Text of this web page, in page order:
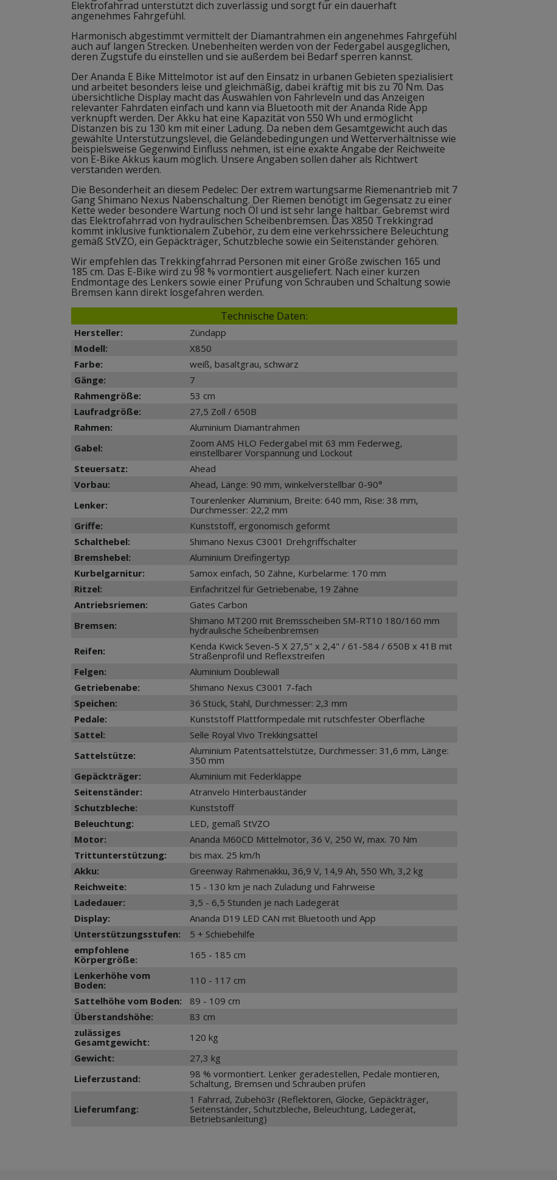
Elektrofahrrad unterstützt dich zuverlässig und sorgt für ein dauerhaft
angenehmes Fahrgefühl.
Harmonisch abgestimmt vermittelt der Diamantrahmen ein angenehmes Fahrgefühl
auch auf langen Strecken. Unebenheiten werden von der Federgabel ausgeglichen,
deren Zugstufe du einstellen und sie außerdem bei Bedarf sperren kannst.
Der Ananda E Bike Mittelmotor ist auf den Einsatz in urbanen Gebieten spezialisiert
und arbeitet besonders leise und gleichmäßig, dabei kräftig mit bis zu 70 Nm. Das
übersichtliche Display macht das Auswählen von Fahrleveln und das Anzeigen
relevanter Fahrdaten einfach und kann via Bluetooth mit der Ananda Ride App
verknüpft werden. Der Akku hat eine Kapazität von 550 Wh und ermöglicht
Distanzen bis zu 130 km mit einer Ladung. Da neben dem Gesamtgewicht auch das
gewählte Unterstützungslevel, die Geländebedingungen und Wetterverhältnisse wie
beispielsweise Gegenwind Einfluss nehmen, ist eine exakte Angabe der Reichweite
von E-Bike Akkus kaum möglich. Unsere Angaben sollen daher als Richtwert
verstanden werden.
Die Besonderheit an diesem Pedelec: Der extrem wartungsarme Riemenantrieb mit 7
Gang Shimano Nexus Nabenschaltung. Der Riemen benötigt im Gegensatz zu einer
Kette weder besondere Wartung noch Öl und ist sehr lange haltbar. Gebremst wird
das Elektrofahrrad von hydraulischen Scheibenbremsen. Das X850 Trekkingrad
kommt inklusive funktionalem Zubehör, zu dem eine verkehrssichere Beleuchtung
gemäß StVZO, ein Gepäckträger, Schutzbleche sowie ein Seitenständer gehören.
Wir empfehlen das Trekkingfahrrad Personen mit einer Größe zwischen 165 und
185 cm. Das E-Bike wird zu 98 % vormontiert ausgeliefert. Nach einer kurzen
Endmontage des Lenkers sowie einer Prüfung von Schrauben und Schaltung sowie
Bremsen kann direkt losgefahren werden.
Technische Daten:
Hersteller:
Zündapp
Modell:
X850
Farbe:
weiß, basaltgrau, schwarz
Gänge:
7
Rahmengröße:
53 cm
Laufradgröße:
27,5 Zoll / 650B
Rahmen:
Aluminium Diamantrahmen
Gabel:
Zoom AMS HLO Federgabel mit 63 mm Federweg,
einstellbarer Vorspannung und Lockout
Steuersatz:
Ahead
Vorbau:
Ahead, Länge: 90 mm, winkelverstellbar 0-90°
Lenker:
Tourenlenker Aluminium, Breite: 640 mm, Rise: 38 mm,
Durchmesser: 22,2 mm
Griffe:
Kunststoff, ergonomisch geformt
Schalthebel:
Shimano Nexus C3001 Drehgriffschalter
Bremshebel:
Aluminium Dreifingertyp
Kurbelgarnitur:
Samox einfach, 50 Zähne, Kurbelarme: 170 mm
Ritzel:
Einfachritzel für Getriebenabe, 19 Zähne
Antriebsriemen:
Gates Carbon
Bremsen:
Shimano MT200 mit Bremsscheiben SM-RT10 180/160 mm
hydraulische Scheibenbremsen
Reifen:
Kenda Kwick Seven-5 X 27,5" x 2,4" / 61-584 / 650B x 41B mit
Straßenprofil und Reflexstreifen
Felgen:
Aluminium Doublewall
Getriebenabe:
Shimano Nexus C3001 7-fach
Speichen:
36 Stück, Stahl, Durchmesser: 2,3 mm
Pedale:
Kunststoff Plattformpedale mit rutschfester Oberfläche
Sattel:
Selle Royal Vivo Trekkingsattel
Sattelstütze:
Aluminium Patentsattelstütze, Durchmesser: 31,6 mm, Länge:
350 mm
Gepäckträger:
Aluminium mit Federklappe
Seitenständer:
Atranvelo Hinterbauständer
Schutzbleche:
Kunststoff
Beleuchtung:
LED, gemäß StVZO
Motor:
Ananda M60CD Mittelmotor, 36 V, 250 W, max. 70 Nm
Trittunterstützung:
bis max. 25 km/h
Akku:
Greenway Rahmenakku, 36,9 V, 14,9 Ah, 550 Wh, 3,2 kg
Reichweite:
15 - 130 km je nach Zuladung und Fahrweise
Ladedauer:
3,5 - 6,5 Stunden je nach Ladegerät
Display:
Ananda D19 LED CAN mit Bluetooth und App
Unterstützungsstufen:
5 + Schiebehilfe
empfohlene
Körpergröße:
165 - 185 cm
Lenkerhöhe vom
Boden:
110 - 117 cm
Sattelhöhe vom Boden:
89 - 109 cm
Überstandshöhe:
83 cm
zulässiges
Gesamtgewicht:
120 kg
Gewicht:
27,3 kg
Lieferzustand:
98 % vormontiert. Lenker geradestellen, Pedale montieren,
Schaltung, Bremsen und Schrauben prüfen
Lieferumfang:
1 Fahrrad, Zubehö3r (Reflektoren, Glocke, Gepäckträger,
Seitenständer, Schutzbleche, Beleuchtung, Ladegerät,
Betriebsanleitung)